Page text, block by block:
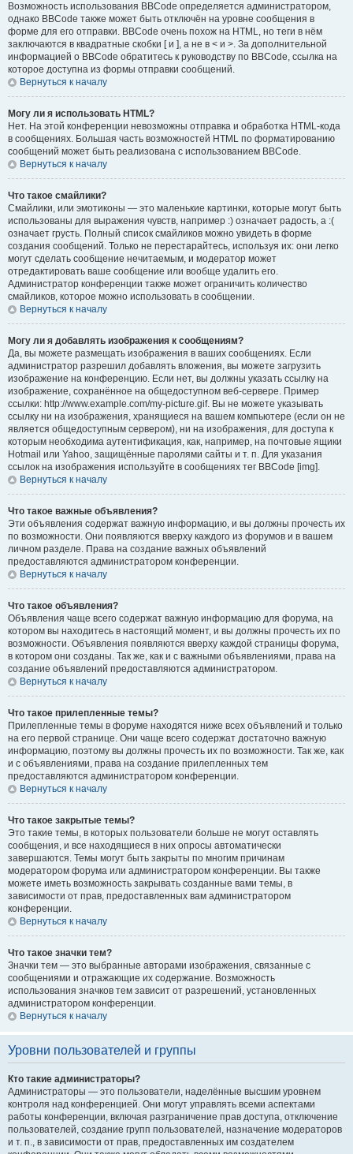
Возможность использования BBCode определяется администратором,
однако BBCode также может быть отключён на уровне сообщения в
форме для его отправки. BBCode очень похож на HTML, но теги в нём
заключаются в квадратные скобки [ и ], а не в < и >. За дополнительной
информацией о BBCode обратитесь к руководству по BBCode, ссылка на
которое доступна из формы отправки сообщений.
Вернуться к началу
Могу ли я использовать HTML?
Нет. На этой конференции невозможны отправка и обработка HTML-кода
в сообщениях. Большая часть возможностей HTML по форматированию
сообщений может быть реализована с использованием BBCode.
Вернуться к началу
Что такое смайлики?
Смайлики, или эмотиконы — это маленькие картинки, которые могут быть
использованы для выражения чувств, например :) означает радость, а :(
означает грусть. Полный список смайликов можно увидеть в форме
создания сообщений. Только не перестарайтесь, используя их: они легко
могут сделать сообщение нечитаемым, и модератор может
отредактировать ваше сообщение или вообще удалить его.
Администратор конференции также может ограничить количество
смайликов, которое можно использовать в сообщении.
Вернуться к началу
Могу ли я добавлять изображения к сообщениям?
Да, вы можете размещать изображения в ваших сообщениях. Если
администратор разрешил добавлять вложения, вы можете загрузить
изображение на конференцию. Если нет, вы должны указать ссылку на
изображение, сохранённое на общедоступном веб-сервере. Пример
ссылки: http://www.example.com/my-picture.gif. Вы не можете указывать
ссылку ни на изображения, хранящиеся на вашем компьютере (если он не
является общедоступным сервером), ни на изображения, для доступа к
которым необходима аутентификация, как, например, на почтовые ящики
Hotmail или Yahoo, защищённые паролями сайты и т. п. Для указания
ссылок на изображения используйте в сообщениях тег BBCode [img].
Вернуться к началу
Что такое важные объявления?
Эти объявления содержат важную информацию, и вы должны прочесть их
по возможности. Они появляются вверху каждого из форумов и в вашем
личном разделе. Права на создание важных объявлений
предоставляются администратором конференции.
Вернуться к началу
Что такое объявления?
Объявления чаще всего содержат важную информацию для форума, на
котором вы находитесь в настоящий момент, и вы должны прочесть их по
возможности. Объявления появляются вверху каждой страницы форума,
в котором они созданы. Так же, как и с важными объявлениями, права на
создание объявлений предоставляются администратором.
Вернуться к началу
Что такое прилепленные темы?
Прилепленные темы в форуме находятся ниже всех объявлений и только
на его первой странице. Они чаще всего содержат достаточно важную
информацию, поэтому вы должны прочесть их по возможности. Так же, как
и с объявлениями, права на создание прилепленных тем
предоставляются администратором конференции.
Вернуться к началу
Что такое закрытые темы?
Это такие темы, в которых пользователи больше не могут оставлять
сообщения, и все находящиеся в них опросы автоматически
завершаются. Темы могут быть закрыты по многим причинам
модератором форума или администратором конференции. Вы также
можете иметь возможность закрывать созданные вами темы, в
зависимости от прав, предоставленных вам администратором
конференции.
Вернуться к началу
Что такое значки тем?
Значки тем — это выбранные авторами изображения, связанные с
сообщениями и отражающие их содержание. Возможность
использования значков тем зависит от разрешений, установленных
администратором конференции.
Вернуться к началу
Уровни пользователей и группы
Кто такие администраторы?
Администраторы — это пользователи, наделённые высшим уровнем
контроля над конференцией. Они могут управлять всеми аспектами
работы конференции, включая разграничение прав доступа, отключение
пользователей, создание групп пользователей, назначение модераторов
и т. п., в зависимости от прав, предоставленных им создателем